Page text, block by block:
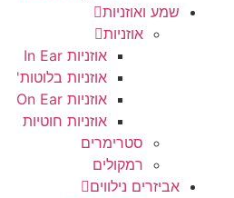
שמע ואוזניות
אוזניות
אוזניות In Ear
אוזניות בלוטות'
אוזניות On Ear
אוזניות חוטיות
סטרימרים
רמקולים
אביזרים נילווים